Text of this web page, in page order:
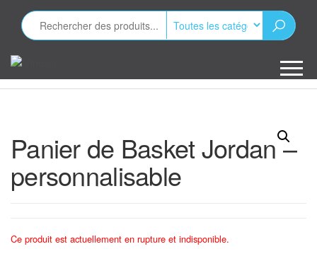
contenu
publicitaires
Panier de Basket Jordan –
personnalisable
Ce produit est actuellement en rupture et indisponible.